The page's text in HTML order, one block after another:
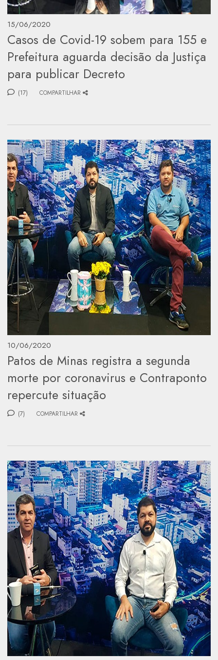
15/06/2020
Casos de Covid-19 sobem para 155 e
Prefeitura aguarda decisão da Justiça
para publicar Decreto
(17) COMPARTILHAR
10/06/2020
Patos de Minas registra a segunda
morte por coronavirus e Contraponto
repercute situação
(7) COMPARTILHAR